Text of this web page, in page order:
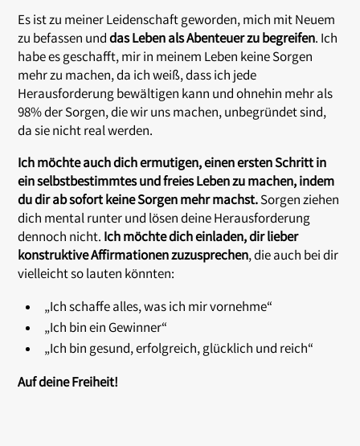
Es ist zu meiner Leidenschaft geworden, mich mit Neuem
zu befassen unddas Leben als Abenteuer zu begreifen. Ich
habe es geschafft, mir in meinem Leben keine Sorgen
mehr zu machen, da ich weiß, dass ich jede
Herausforderung bewältigen kann und ohnehin mehr als
98% der Sorgen, die wir uns machen, unbegründet sind,
da sie nicht real werden.
Ich möchte auch dich ermutigen, einen ersten Schritt in
ein selbstbestimmtes und freies Leben zu machen, indem
du dir ab sofort keine Sorgen mehr machst.Sorgen ziehen
dich mental runter und lösen deine Herausforderung
dennoch nicht. Ich möchte dich einladen, dir lieber
konstruktive Affirmationen zuzusprechen, die auch bei dir
vielleicht so lauten könnten:
„Ich schaffe alles, was ich mir vornehme“
„Ich bin ein Gewinner“
„Ich bin gesund, erfolgreich, glücklich und reich“
Auf deine Freiheit!